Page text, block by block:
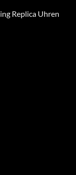
Replica Uhren